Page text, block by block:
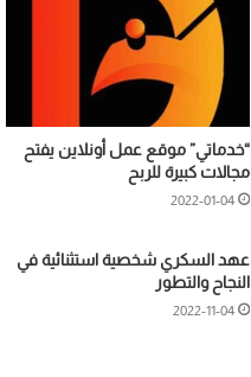
“خدماتي” موقع عمل أونلاين يفتح
مجالات كبيرة للربح
2022-01-04
عهد السكري شخصية استثنائية في
النجاح والتطور
2022-11-04